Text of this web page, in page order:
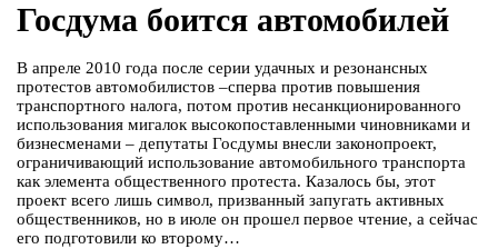
Госдума боится автомобилей
В апреле 2010 года после серии удачных и резонансных
протестов автомобилистов –сперва против повышения
транспортного налога, потом против несанкционированного
использования мигалок высокопоставленными чиновниками и
бизнесменами – депутаты Госдумы внесли законопроект,
ограничивающий использование автомобильного транспорта
как элемента общественного протеста. Казалось бы, этот
проект всего лишь символ, призванный запугать активных
общественников, но в июле он прошел первое чтение, а сейчас
его подготовили ко второму…